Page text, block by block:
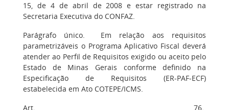
15, de 4 de abril de 2008 e estar registrado na
Secretaria Executiva do CONFAZ.
Parágrafo único. Em relação aos requisitos
parametrizáveis o Programa Aplicativo Fiscal deverá
atender ao Perfil de Requisitos exigido ou aceito pelo
Estado de Minas Gerais conforme definido na
Especificação de Requisitos (ER-PAF-ECF)
estabelecida em Ato COTEPE/ICMS.
Art. 76.